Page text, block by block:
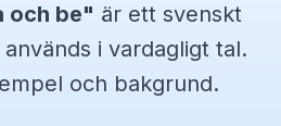
och be" är ett svenskt
i vardagligt tal.
och bakgrund.